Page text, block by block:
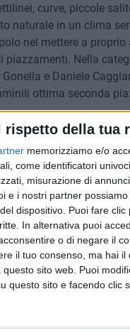
rispetto della tua
memorizziamo e/o
come identificatori
misurazione di
e i nostri partner
dispositivo. Puoi fare
In alternativa puoi
o di negare il
il tuo consenso, ma hai
sito web. Puoi
questo sito e facendo clic
curve, piccole
naturale in un clima
nel mettere a
piazzamenti. Nella
e Daniele
ottima seconda
Ruggiero hanno
e Romeo Coccia,
il primo posto tra le
Quarto posto per
Martina Giuliese e
hanno seguito e
di una stagione
ottenuti nelle